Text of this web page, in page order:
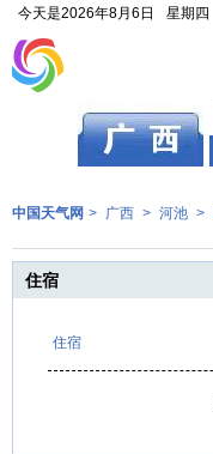
今天是2026年8月6日
星期四
中国天气网 > 广西 > 河池 >
住宿
住宿